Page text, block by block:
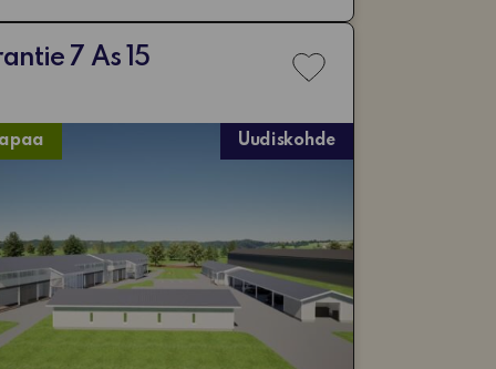
7 As 15
Lisää
Uudiskohde